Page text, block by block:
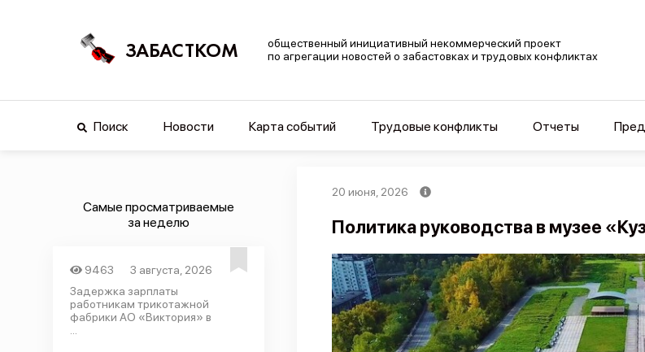
ЗАБАСТКОМ
общественный инициативный некоммерческий проект
по агрегации новостей о забастовках и трудовых конфликтах
Поиск Новости Карта событий Трудовые конфликты Отчеты
Самые просматриваемые
за неделю
9463
3 августа, 2026
Задержка зарплаты
работникам трикотажной
фабрики АО «Виктория» в
20 июня, 2026
Политика руководства в музее